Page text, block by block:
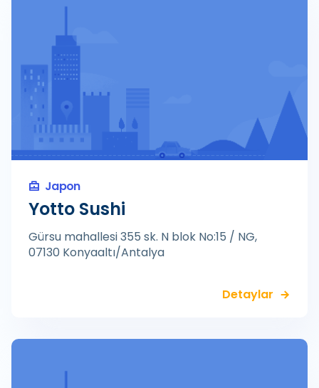
Japon
Yotto Sushi
Gürsu mahallesi 355 sk. N blok No:15 / NG,
07130 Konyaaltı/Antalya
Detaylar